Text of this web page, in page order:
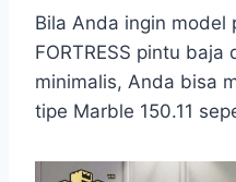
Bila Anda ingin model
FORTRESS pintu
minimalis, Anda bisa
tipe Marble 150.11